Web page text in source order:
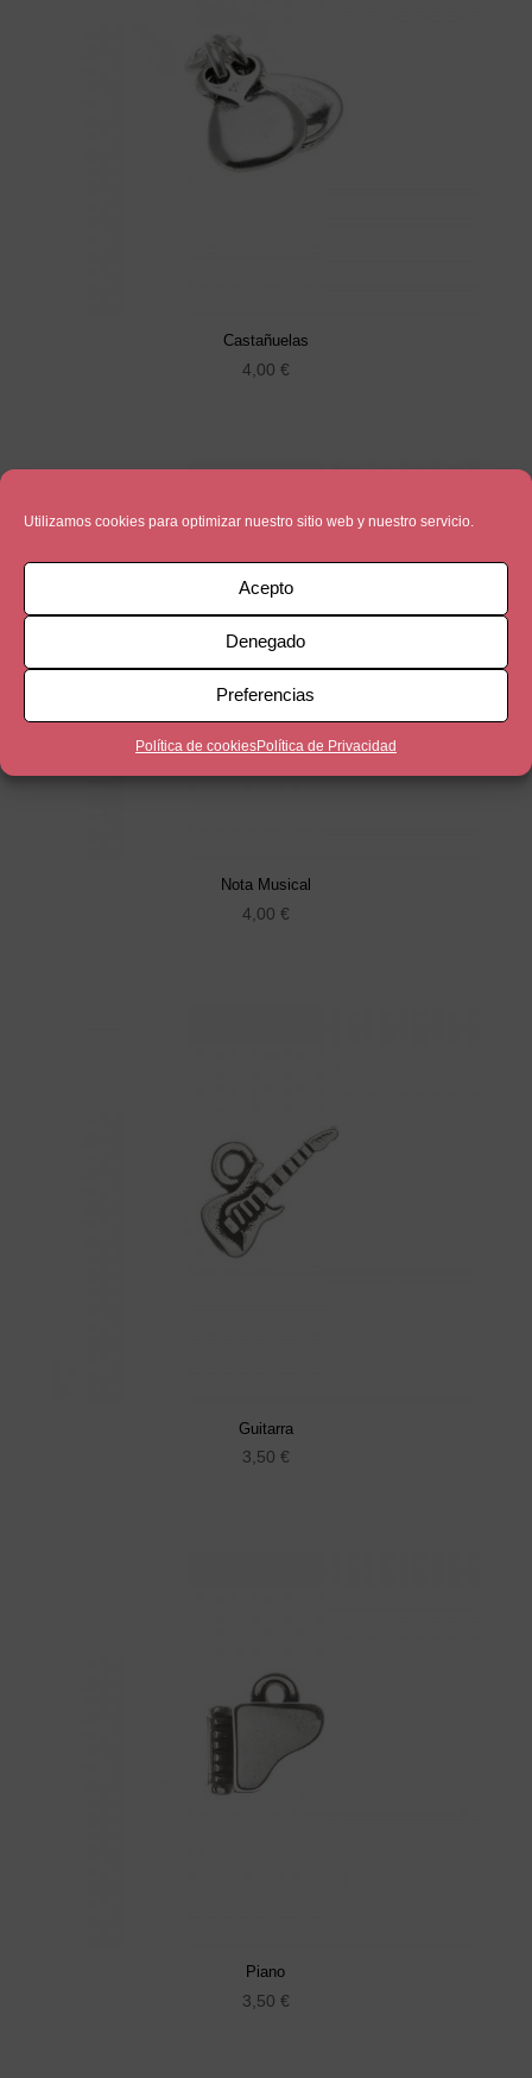
Utilizamos cookies para optimizar nuestro sitio web y nuestro servicio.
Acepto
Denegado
Preferencias
Política de cookiesPolítica de Privacidad
Castañuelas
4,00 €
Nota Musical
4,00 €
Guitarra
3,50 €
Piano
3,50 €